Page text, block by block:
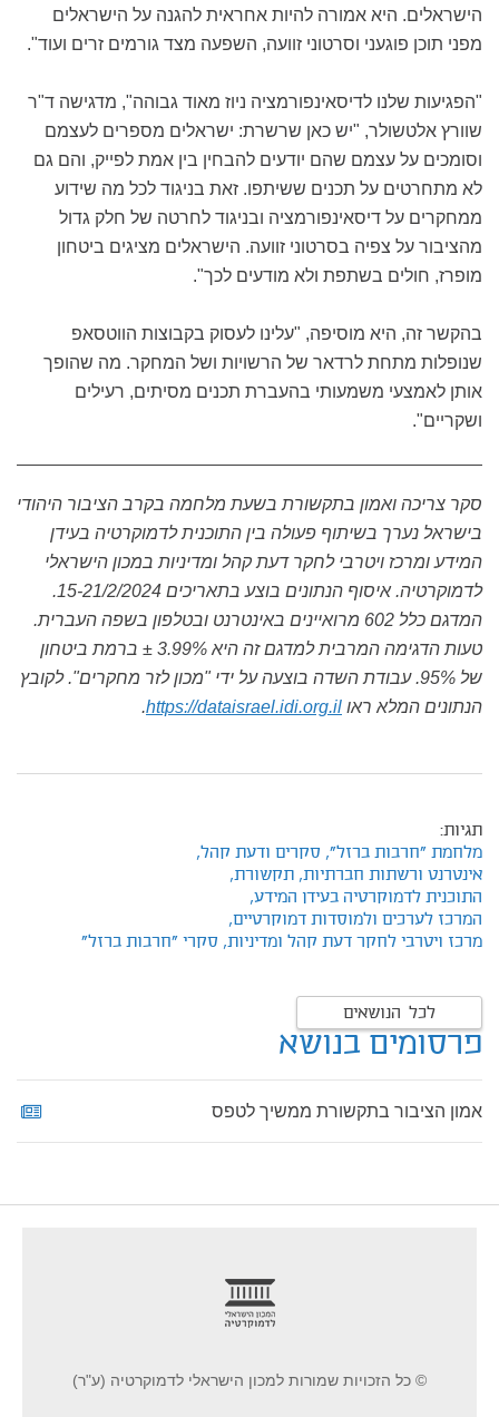
הישראלים. היא אמורה להיות אחראית להגנה על הישראלים
מפני תוכן פוגעני וסרטוני זוועה, השפעה מצד גורמים זרים ועוד".
"הפגיעות שלנו לדיסאינפורמציה ניוז מאוד גבוהה", מדגישה ד"ר
שוורץ אלטשולר, "יש כאן שרשרת: ישראלים מספרים לעצמם
וסומכים על עצמם שהם יודעים להבחין בין אמת לפייק, והם גם
לא מתחרטים על תכנים ששיתפו. זאת בניגוד לכל מה שידוע
ממחקרים על דיסאינפורמציה ובניגוד לחרטה של חלק גדול
מהציבור על צפיה בסרטוני זוועה. הישראלים מציגים ביטחון
מופרז, חולים בשתפת ולא מודעים לכך".
בהקשר זה, היא מוסיפה, "עלינו לעסוק בקבוצות הווטסאפ
שנופלות מתחת לרדאר של הרשויות ושל המחקר. מה שהופך
אותן לאמצעי משמעותי בהעברת תכנים מסיתים, רעילים
ושקריים".
סקר צריכה ואמון בתקשורת בשעת מלחמה בקרב הציבור היהודי
בישראל נערך בשיתוף פעולה בין התוכנית לדמוקרטיה בעידן
המידע ומרכז ויטרבי לחקר דעת קהל ומדיניות במכון הישראלי
לדמוקרטיה. איסוף הנתונים בוצע בתאריכים 15-21/2/2024.
המדגם כלל 602 מרואיינים באינטרנט ובטלפון בשפה העברית.
טעות הדגימה המרבית למדגם זה היא 3.99% ± ברמת ביטחון
של 95%. עבודת השדה בוצעה על ידי "מכון לזר מחקרים". לקובץ
הנתונים המלא ראו https://dataisrael.idi.org.il
.
תגיות:
מלחמת "חרבות ברזל", סקרים ודעת קהל,
אינטרנט ורשתות חברתיות, תקשורת,
התוכנית לדמוקרטיה בעידן המידע,
המרכז לערכים ולמוסדות דמוקרטיים,
מרכז ויטרבי לחקר דעת קהל ומדיניות, סקרי "חרבות ברזל"
לכל הנושאים
פרסומים בנושא
אמון הציבור בתקשורת ממשיך לטפס
© כל הזכויות שמורות למכון הישראלי לדמוקרטיה (ע"ר)